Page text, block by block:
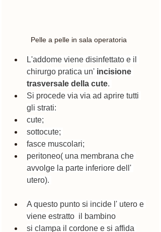
Pelle a pelle in sala operatoria
L'addome viene disinfettato e il
chirurgo pratica un' incisione
trasversale della cute.
Si procede via via ad aprire tutti
gli strati:
cute;
sottocute;
fasce muscolari;
peritoneo( una membrana che
avvolge la parte inferiore dell'
utero).
A questo punto si incide l' utero e
viene estratto  il bambino
si clampa il cordone e si affida